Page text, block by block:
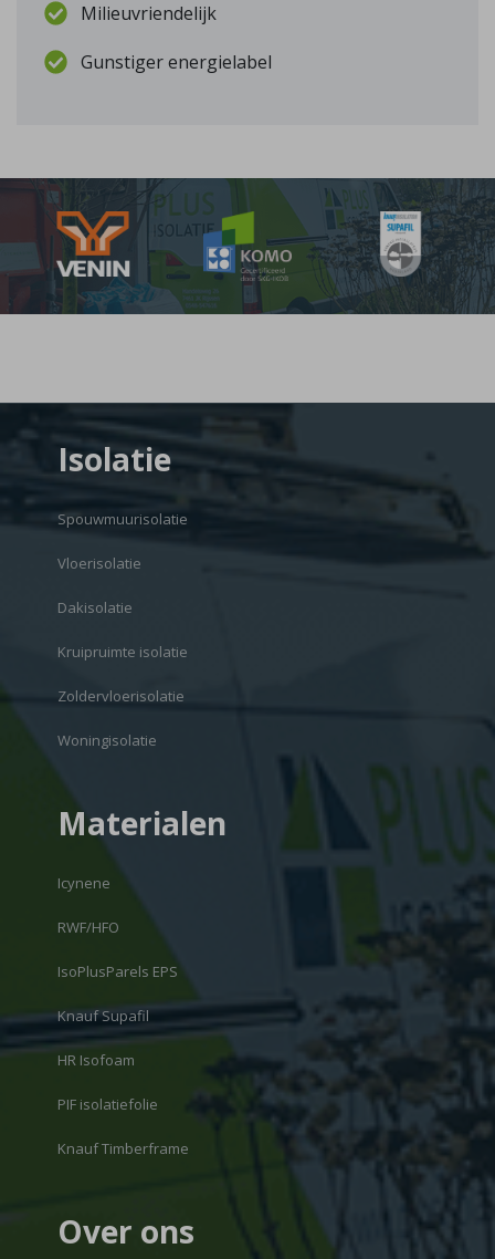
Milieuvriendelijk
Gunstiger energielabel
Isolatie
Spouwmuurisolatie
Vloerisolatie
Dakisolatie
Kruipruimte isolatie
Zoldervloerisolatie
Woningisolatie
Materialen
Icynene
RWF/HFO
IsoPlusParels EPS
Knauf Supafil
HR Isofoam
PIF isolatiefolie
Knauf Timberframe
Over ons